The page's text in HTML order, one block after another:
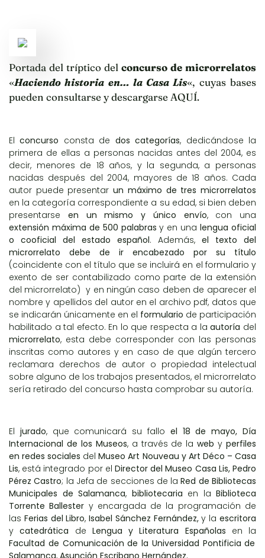
Portada del tríptico del concurso de microrrelatos
«Haciendo historia en… la Casa Lis«, cuyas bases
pueden consultarse y descargarse AQUÍ.
Elconcurso consta de dos categorías, dedicándose la
primera de ellas a personas nacidas antes del 2004, es
decir, menores de 18 años, y la segunda, a personas
nacidas después del 2004, mayores de 18 años. Cada
autor puede presentarun máximo de tres microrrelatos
en la categoría correspondiente a su edad, si bien deben
presentarse en un mismo y único envío, con una
extensión máxima de 500 palabrasy en unalengua oficial
o cooficial del estado español. Además, el texto del
microrrelato debe de ir encabezado por su título
(coincidente con el título que se incluirá en el formulario y
exento de ser contabilizado como parte de la extensión
del microrrelato) y en ningún caso deben de aparecer el
nombre y apellidos del autor en el archivo pdf, datos que
se indicarán únicamente en el formulario de participación
habilitado a tal efecto. En lo que respecta a laautoría del
microrrelato, esta debe corresponder con las personas
inscritas como autores y en caso de que algún tercero
reclamara derechos de autor o propiedad intelectual
sobre alguno de los trabajos presentados, el microrrelato
sería retirado del concurso hasta comprobar su autoría.
El jurado, que comunicará su fallo el 18 de mayo, Día
Internacional de los Museos, a través de lawebyperfiles
en redes sociales delMuseo Art Nouveau y Art Déco – Casa
Lis, está integrado por el Director del Museo Casa Lis, Pedro
Pérez Castro; la Jefa de secciones de laRed de Bibliotecas
Municipales de Salamanca, bibliotecaria en la Biblioteca
Torrente Ballester y encargada de la programación de
las Ferias del Libro,Isabel Sánchez Fernández,y laescritora
ycatedrática de Lengua y Literatura Españolas en la
Facultad de Comunicación de la Universidad Pontificia de